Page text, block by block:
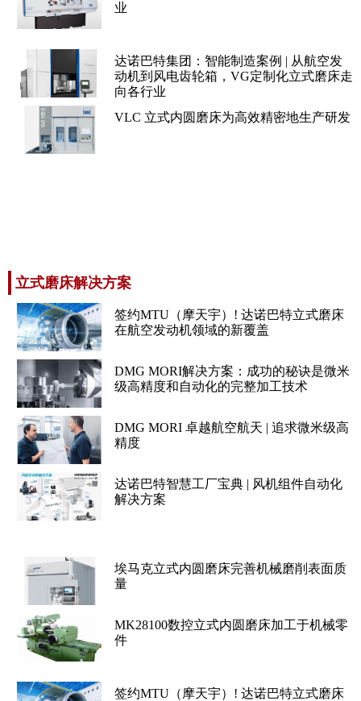
业
达诺巴特集团：智能制造案例 | 从航空发
动机到风电齿轮箱，VG定制化立式磨床走
向各行业
VLC 立式内圆磨床为高效精密地生产研发
立式磨床解决方案
签约MTU（摩天宇）! 达诺巴特立式磨床
在航空发动机领域的新覆盖
DMG MORI解决方案：成功的秘诀是微米
级高精度和自动化的完整加工技术
DMG MORI 卓越航空航天 | 追求微米级高
精度
达诺巴特智慧工厂宝典 | 风机组件自动化
解决方案
埃马克立式内圆磨床完善机械磨削表面质
量
MK28100数控立式内圆磨床加工于机械零
件
签约MTU（摩天宇）! 达诺巴特立式磨床